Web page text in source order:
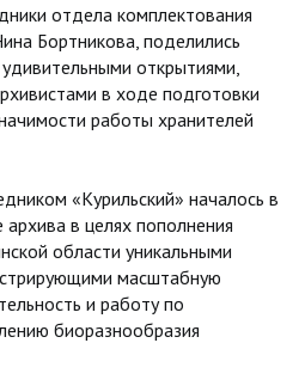
отдела комплектования
Бортникова, поделились
открытиями,
в ходе подготовки
работы хранителей
«Курильский» началось в
в целях пополнения
области уникальными
масштабную
и работу по
биоразнообразия